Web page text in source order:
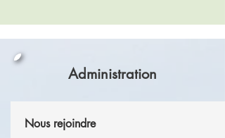
Administration
​Nous rejoindre